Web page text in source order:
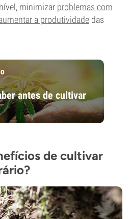
minimizar problemas com
a produtividade das
antes de cultivar
de cultivar